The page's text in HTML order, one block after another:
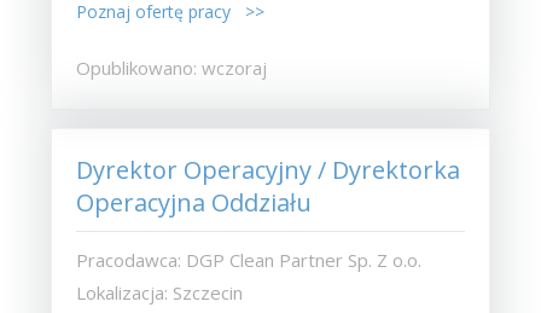
Poznaj ofertę pracy >>
Opublikowano: wczoraj
Dyrektor Operacyjny / Dyrektorka
Operacyjna Oddziału
Pracodawca: DGP Clean Partner Sp. Z o.o.
Lokalizacja: Szczecin